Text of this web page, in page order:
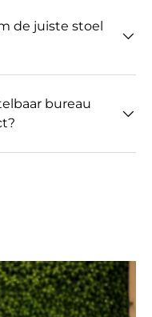
de juiste stoel
bureau